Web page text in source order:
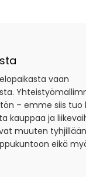
vaan
– emme siis tuo
kauppaa ja
muuten
eikä